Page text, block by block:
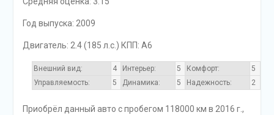
Год выпуска: 2009
Двигатель: 2.4 (185 л.с.) КПП: A6
Внешний вид: 4 Интерьер: 5 Комфорт:
5
Управляемость:
5 Динамика: 5 Надежность: 2
Приобрёл данный авто с пробегом 118000 км в 2016 г.,